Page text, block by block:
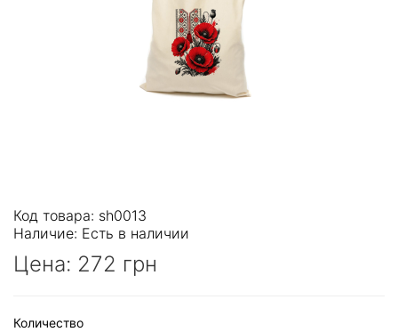
Код товара: sh0013
Наличие: Есть в наличии
Цена: 272 грн
Количество